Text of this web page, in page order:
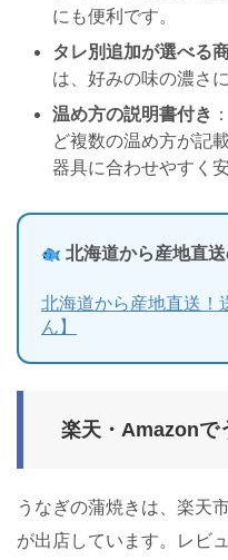
にも便利です。
タレ別追加が選べる
は、好みの味の濃さ
温め方の説明書付き
ど複数の温め方が記
器具に合わせやすく安
北海道から産地直
北海道から産地直送！
ん】
楽天・Amazonで
うなぎの蒲焼きは、楽天
が出店しています。レビ